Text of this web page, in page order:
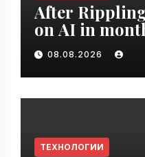
After
on AI in
employee ROI
VseTime.ru
08.08.2026
ТЕХНОЛОГИИ